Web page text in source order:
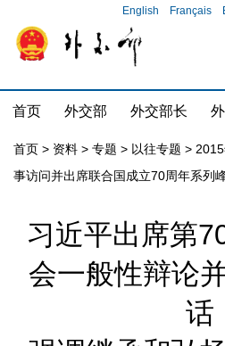
English Français
首页 外交部 外交部长
首页 > 资料 > 专题 > 以往专题 >
事访问并出席联合国成立70周年系列
习近平出席第
会一般性辩论
话